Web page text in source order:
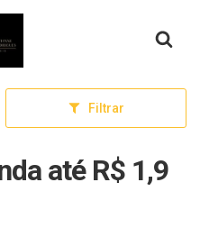
inicial
Filtrar
até R$ 1,9